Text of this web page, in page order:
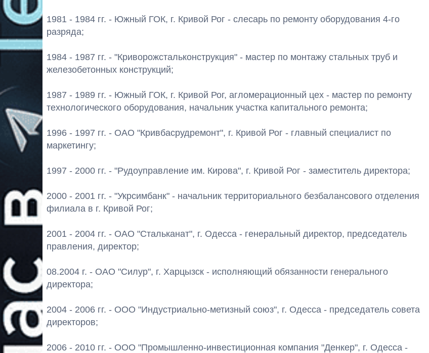
1981 - 1984 гг. - Южный ГОК, г. Кривой Рог - слесарь по ремонту оборудования 4-го
разряда;
1984 - 1987 гг. - "Криворожстальконструкция" - мастер по монтажу стальных труб и
железобетонных конструкций;
1987 - 1989 гг. - Южный ГОК, г. Кривой Рог, агломерационный цех - мастер по ремонту
технологического оборудования, начальник участка капитального ремонта;
1996 - 1997 гг. - ОАО "Кривбасрудремонт", г. Кривой Рог - главный специалист по
маркетингу;
1997 - 2000 гг. - "Рудоуправление им. Кирова", г. Кривой Рог - заместитель директора;
2000 - 2001 гг. - "Укрсимбанк" - начальник территориального безбалансового отделения
филиала в г. Кривой Рог;
2001 - 2004 гг. - ОАО "Стальканат", г. Одесса - генеральный директор, председатель
правления, директор;
08.2004 г. - ОАО "Силур", г. Харцызск - исполняющий обязанности генерального
директора;
2004 - 2006 гг. - ООО "Индустриально-метизный союз", г. Одесса - председатель совета
директоров;
2006 - 2010 гг. - ООО "Промышленно-инвестиционная компания "Денкер", г. Одесса -
изменилось
магистратуру и